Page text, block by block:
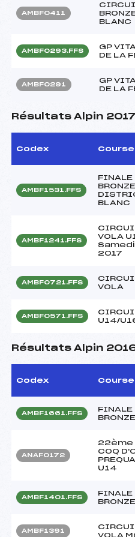
AMBF0411
BLANC
AMBF0293.FFS
GP
DE LA
AMBF0291
GP
DE LA
Résultats Alpin 2017
Codex Course
AMBF1531.FFS
FINALE
BLANC
AMBF1241.FFS
VOLA
Samedi
2017
AMBF0721.FFS
VOLA
AMBF0571.FFS
U14/
Résultats Alpin
Codex Course
AMBF1661.FFS
FINALE
ANAF0172
22ème
COQ
U14
AMBF1401.FFS
FINALE
AMBF1391
VOLA